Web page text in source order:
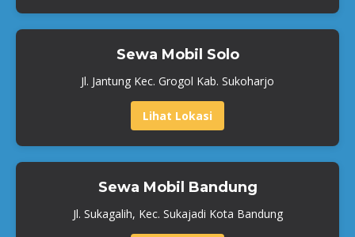
Sewa Mobil Solo
Jl. Jantung Kec. Grogol Kab. Sukoharjo
Lihat Lokasi
Sewa Mobil Bandung
Jl. Sukagalih, Kec. Sukajadi Kota Bandung